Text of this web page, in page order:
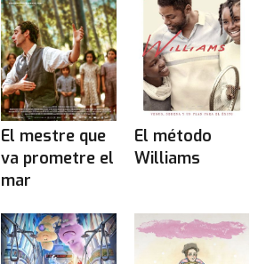
El mestre que
va prometre el
mar
El método
Williams